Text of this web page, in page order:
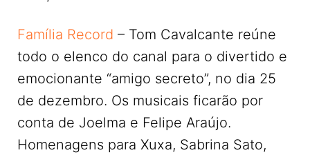
Família Record – Tom Cavalcante reúne
todo o elenco do canal para o divertido e
emocionante “amigo secreto”, no dia 25
de dezembro. Os musicais ficarão por
conta de Joelma e Felipe Araújo.
Homenagens para Xuxa, Sabrina Sato,